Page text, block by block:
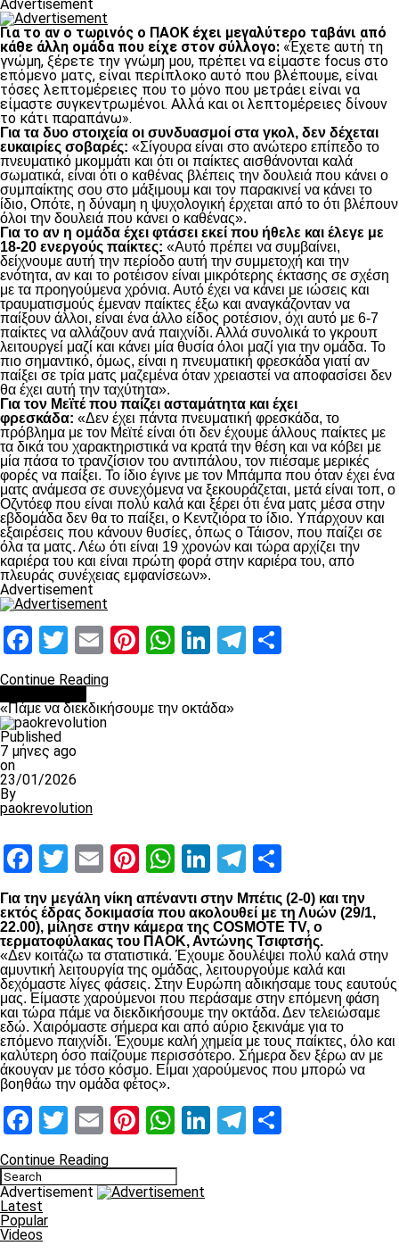
Advertisement
Για το αν ο τωρινός ο ΠΑΟΚ έχει μεγαλύτερο ταβάνι από
κάθε άλλη ομάδα που είχε στον σύλλογο: «Έχετε αυτή τη
γνώμη, ξέρετε την γνώμη μου, πρέπει να είμαστε focus στο
επόμενο ματς, είναι περίπλοκο αυτό που βλέπουμε, είναι
τόσες λεπτομέρειες που το μόνο που μετράει είναι να
είμαστε συγκεντρωμένοι. Αλλά και οι λεπτομέρειες δίνουν
το κάτι παραπάνω».
Για τα δυο στοιχεία οι συνδυασμοί στα γκολ, δεν δέχεται
ευκαιρίες σοβαρές: «Σίγουρα είναι στο ανώτερο επίπεδο το
πνευματικό μκομμάτι και ότι οι παίκτες αισθάνονται καλά
σωματικά, είναι ότι ο καθένας βλέπεις την δουλειά που κάνει ο
συμπαίκτης σου στο μάξιμουμ και τον παρακινεί να κάνει το
ίδιο, Οπότε, η δύναμη η ψυχολογική έρχεται από το ότι βλέπουν
όλοι την δουλειά που κάνει ο καθένας».
Για το αν η ομάδα έχει φτάσει εκεί που ήθελε και έλεγε με
18-20 ενεργούς παίκτες: «Αυτό πρέπει να συμβαίνει,
δείχνουμε αυτή την περίοδο αυτή την συμμετοχή και την
ενότητα, αν και το ροτέισον είναι μικρότερης έκτασης σε σχέση
με τα προηγούμενα χρόνια. Αυτό έχει να κάνει με ιώσεις και
τραυματισμούς έμεναν παίκτες έξω και αναγκάζονταν να
παίξουν άλλοι, είναι ένα άλλο είδος ροτέσιον, όχι αυτό με 6-7
παίκτες να αλλάζουν ανά παιχνίδι. Αλλά συνολικά το γκρουπ
λειτουργεί μαζί και κάνει μία θυσία όλοι μαζί για την ομάδα. Το
πιο σημαντικό, όμως, είναι η πνευματική φρεσκάδα γιατί αν
παίξει σε τρία ματς μαζεμένα όταν χρειαστεί να αποφασίσει δεν
θα έχει αυτή την ταχύτητα».
Για τον Μεϊτέ που παίζει ασταμάτητα και έχει
φρεσκάδα: «Δεν έχει πάντα πνευματική φρεσκάδα, το
πρόβλημα με τον Μεϊτέ είναι ότι δεν έχουμε άλλους παίκτες με
τα δικά του χαρακτηριστικά να κρατά την θέση και να κόβει με
μία πάσα το τρανζίσιον του αντιπάλου, τον πιέσαμε μερικές
φορές να παίξει. Το ίδιο έγινε με τον Μπάμπα που όταν έχει ένα
ματς ανάμεσα σε συνεχόμενα να ξεκουράζεται, μετά είναι τοπ, ο
Οζντόεφ που είναι πολύ καλά και ξέρει ότι ένα ματς μέσα στην
εβδομάδα δεν θα το παίξει, ο Κεντζιόρα το ίδιο. Υπάρχουν και
εξαιρέσεις που κάνουν θυσίες, όπως ο Τάισον, που παίζει σε
όλα τα ματς. Λέω ότι είναι 19 χρονών και τώρα αρχίζει την
καριέρα του και είναι πρώτη φορά στην καριέρα του, από
πλευράς συνέχειας εμφανίσεων».
Advertisement
Facebook
Twitter
EmailPinterest
WhatsApp
LinkedIn
Telegram
Continue Reading
«Πάμε να διεκδικήσουμε την οκτάδα»
Published
7 μήνες ago
on
23/01/2026
By
paokrevolution
Facebook
Twitter
EmailPinterest
WhatsApp
LinkedIn
Telegram
Για την μεγάλη νίκη απέναντι στην Μπέτις (2-0) και την
εκτός έδρας δοκιμασία που ακολουθεί με τη Λυών (29/1,
22.00), μίλησε στην κάμερα της COSMOTE TV, ο
τερματοφύλακας του ΠΑΟΚ, Αντώνης Τσιφτσής.
«Δεν κοιτάζω τα στατιστικά. Έχουμε δουλέψει πολύ καλά στην
αμυντική λειτουργία της ομάδας, λειτουργούμε καλά και
δεχόμαστε λίγες φάσεις. Στην Ευρώπη αδικήσαμε τους εαυτούς
μας. Είμαστε χαρούμενοι που περάσαμε στην επόμενη φάση
και τώρα πάμε να διεκδικήσουμε την οκτάδα. Δεν τελειώσαμε
εδώ. Χαιρόμαστε σήμερα και από αύριο ξεκινάμε για το
επόμενο παιχνίδι. Έχουμε καλή χημεία με τους παίκτες, όλο και
καλύτερη όσο παίζουμε περισσότερο. Σήμερα δεν ξέρω αν με
άκουγαν με τόσο κόσμο. Είμαι χαρούμενος που μπορώ να
βοηθάω την ομάδα φέτος».
Facebook
Twitter
EmailPinterest
WhatsApp
LinkedIn
Telegram
Continue Reading
Advertisement
Latest
Popular
Videos